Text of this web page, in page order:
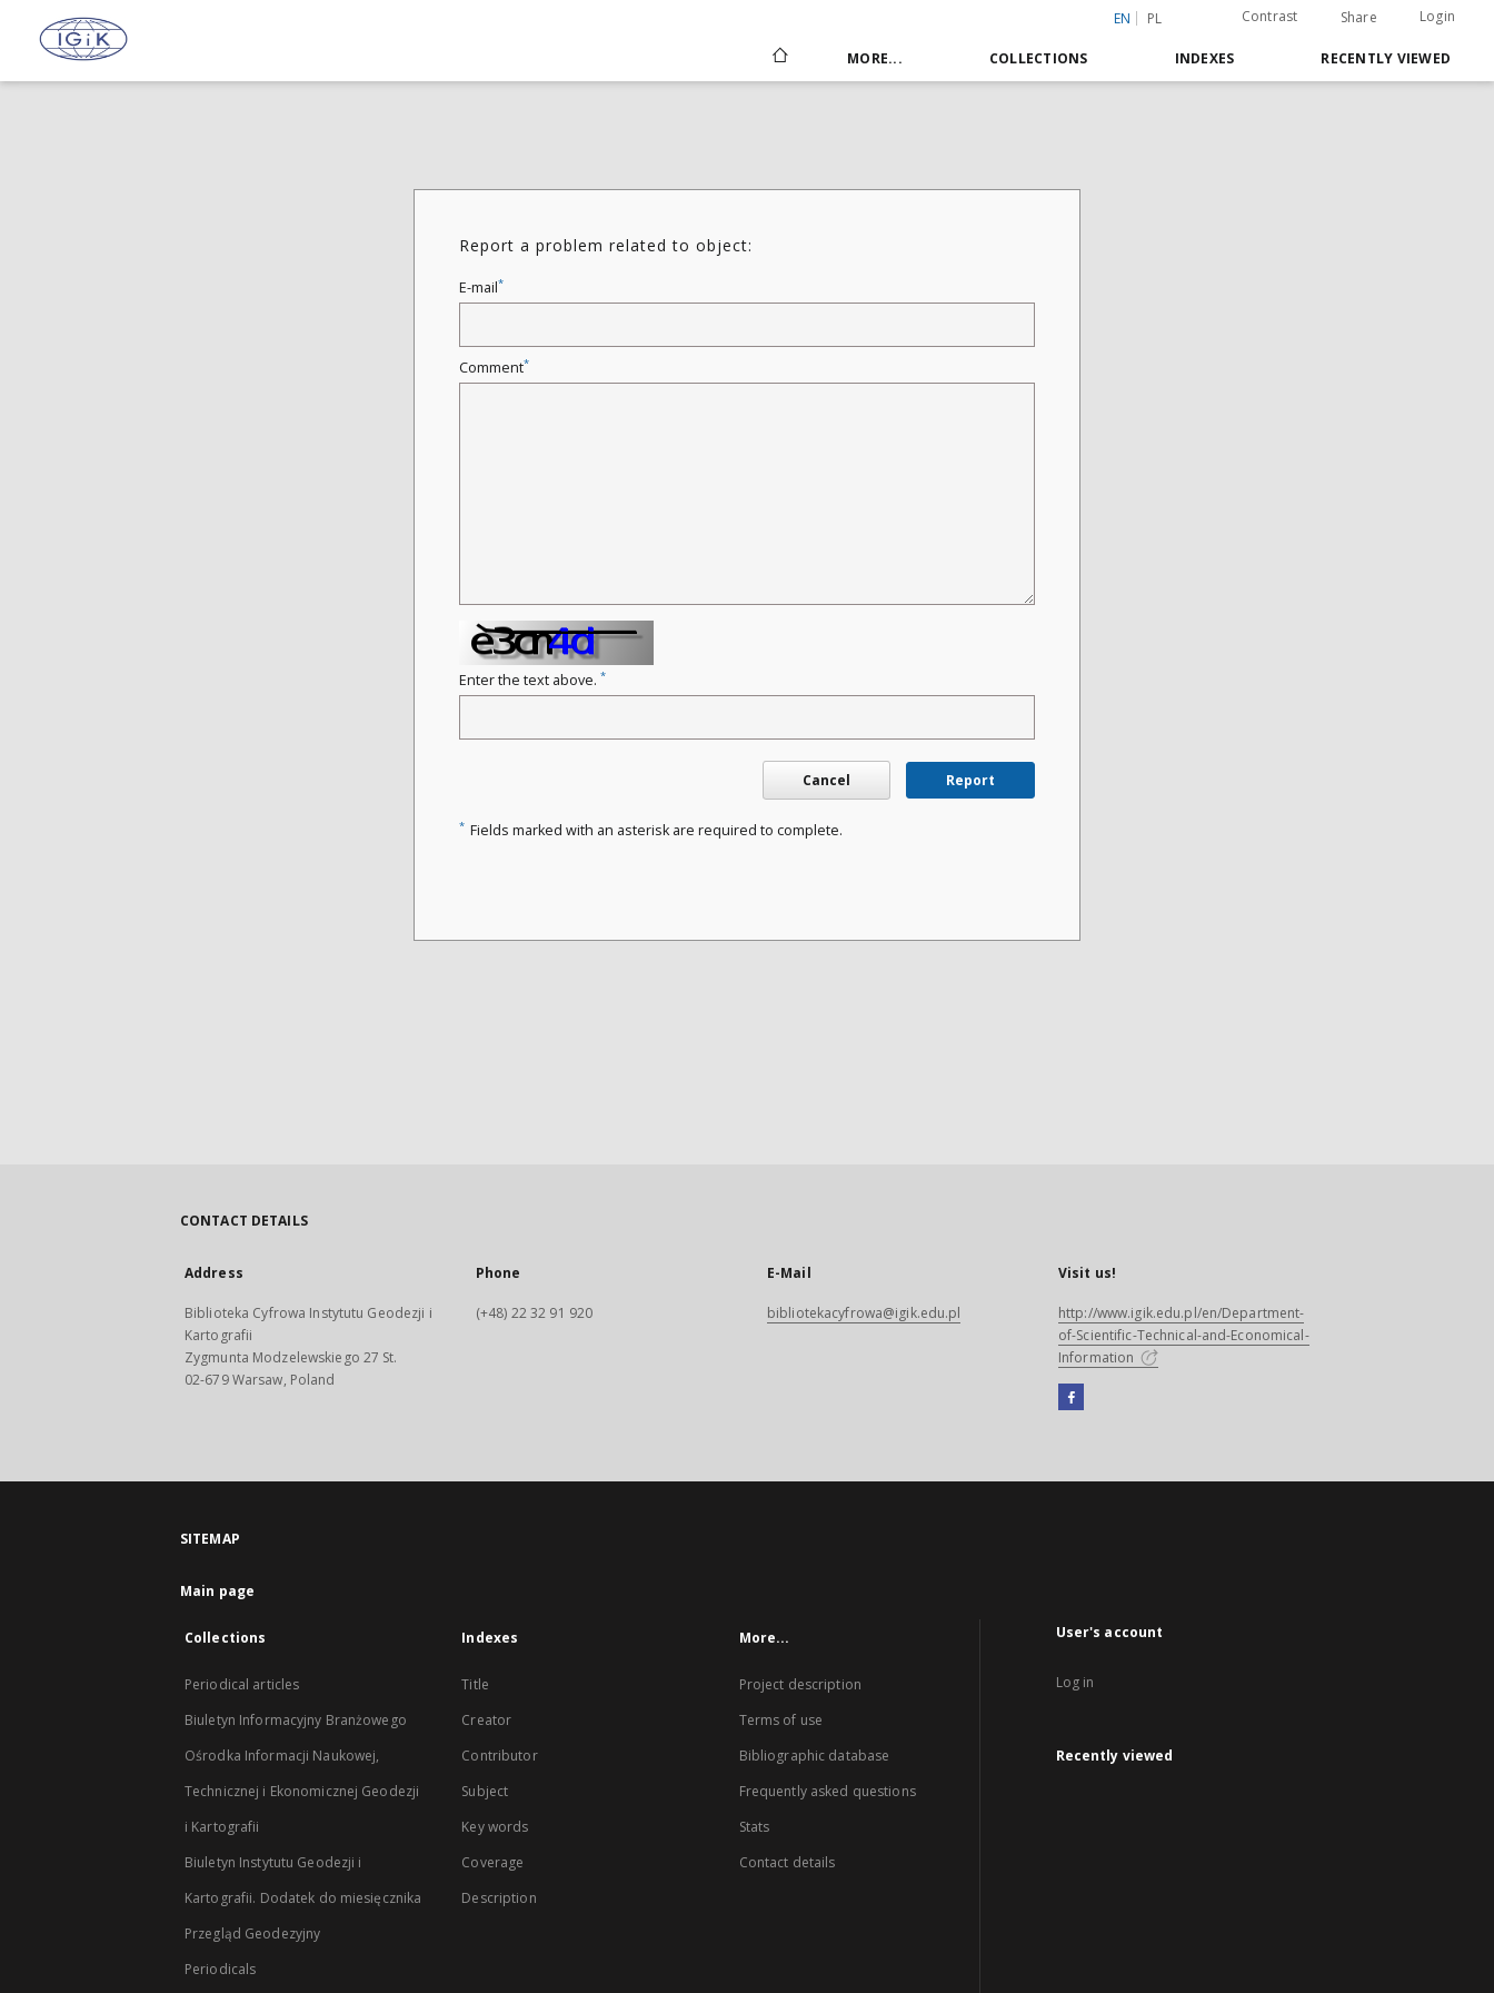
EN PL Contrast Share Login
MORE... COLLECTIONS INDEXES RECENTLY VIEWED
Report a problem related to object:
E-mail*
Comment*
Enter the text above. *
Cancel Report
* Fields marked with an asterisk are required to complete.
CONTACT DETAILS
Address
Biblioteka Cyfrowa Instytutu Geodezji i
Kartografii
Zygmunta Modzelewskiego 27 St.
02-679 Warsaw, Poland
Phone
(+48) 22 32 91 920
E-Mail
bibliotekacyfrowa@igik.edu.pl
Visit us!
http://www.igik.edu.pl/en/Department-
of-Scientific-Technical-and-Economical-
Information
Facebook
open
SITEMAP
Main page
Collections
Periodical articles
Biuletyn Informacyjny Branżowego
Ośrodka Informacji Naukowej,
Technicznej i Ekonomicznej Geodezji
i Kartografii
Biuletyn Instytutu Geodezji i
Kartografii. Dodatek do miesięcznika
Przegląd Geodezyjny
Periodicals
Indexes
Title
Creator
Contributor
Subject
Key words
Coverage
Description
More...
Project description
Terms of use
Bibliographic database
Frequently asked questions
Stats
Contact details
User's account
Log in
Recently viewed